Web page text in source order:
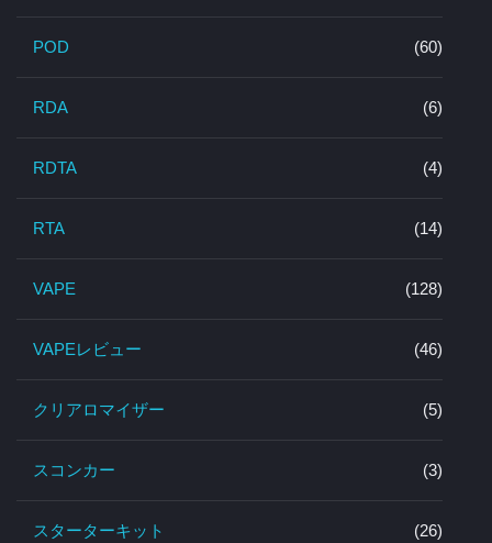
POD (60)
RDA (6)
RDTA (4)
RTA (14)
VAPE (128)
VAPEレビュー (46)
クリアロマイザー (5)
スコンカー (3)
スターターキット (26)